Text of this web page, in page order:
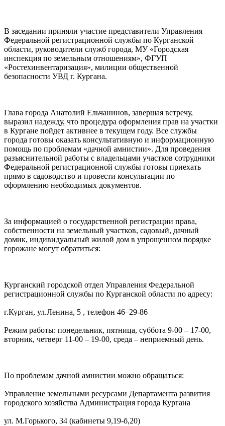
В заседании приняли участие представители Управления
Федеральной регистрационной службы по Курганской
области, руководители служб города, МУ «Городская
инспекция по земельным отношениям», ФГУП
«Ростехинвентаризация», милиции общественной
безопасности УВД г. Кургана.
Глава города Анатолий Ельчанинов, завершая встречу,
выразил надежду, что процедура оформления прав на участки
в Кургане пойдет активнее в текущем году. Все службы
города готовы оказать консультативную и информационную
помощь по проблемам «дачной амнистии». Для проведения
разъяснительной работы с владельцами участков сотрудники
Федеральной регистрационной службы готовы приехать
прямо в садоводство и провести консультации по
оформлению необходимых документов.
За информацией о государственной регистрации права,
собственности на земельный участков, садовый, дачный
домик, индивидуальный жилой дом в упрощенном порядке
горожане могут обратиться:
Курганский городской отдел Управления Федеральной
регистрационной службы по Курганской области по адресу:
г.Курган, ул.Ленина, 5 , телефон 46–29-86
Режим работы: понедельник, пятница, суббота 9-00 – 17-00,
вторник, четверг 11-00 – 19-00, среда – неприемный день.
По проблемам дачной амнистии можно обращаться:
Управление земельными ресурсами Департамента развития
городского хозяйства Администрация города Кургана
ул. М.Горького, 34 (кабинеты 9,19-б,20)